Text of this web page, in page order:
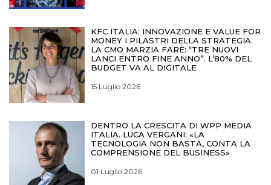
KFC ITALIA: INNOVAZIONE E VALUE FOR
MONEY I PILASTRI DELLA STRATEGIA.
LA CMO MARZIA FARÈ: “TRE NUOVI
LANCI ENTRO FINE ANNO”. L’80% DEL
BUDGET VA AL DIGITALE
15 Luglio 2026
DENTRO LA CRESCITA DI WPP MEDIA
ITALIA. LUCA VERGANI: «LA
TECNOLOGIA NON BASTA, CONTA LA
COMPRENSIONE DEL BUSINESS»
01 Luglio 2026